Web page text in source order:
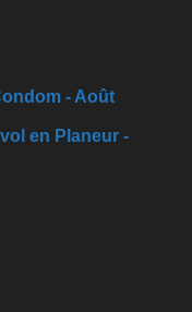
- Août
en Planeur -